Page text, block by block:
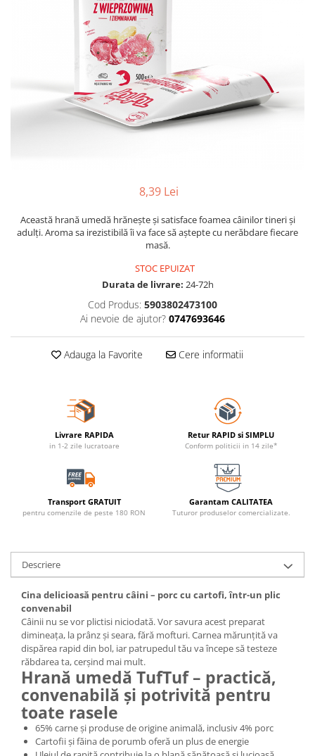
8,39 Lei
Această hrană umedă hrănește și satisface foamea câinilor tineri și
adulți. Aroma sa irezistibilă îi va face să aștepte cu nerăbdare fiecare
masă.
STOC EPUIZAT
Durata de livrare: 24-72h
Cod Produs: 5903802473100
Ai nevoie de ajutor? 0747693646
Adauga la Favorite Cere informatii
Livrare RAPIDA
in 1-2 zile lucratoare
Retur RAPID si SIMPLU
Conform politicii in 14 zile*
Transport GRATUIT
pentru comenzile de peste 180 RON
Garantam CALITATEA
Tuturor produselor comercializate.
Descriere
Cina delicioasă pentru câini – porc cu cartofi, într-un plic
convenabil
Câinii nu se vor plictisi niciodată. Vor savura acest preparat
dimineața, la prânz și seara, fără mofturi. Carnea mărunțită va
dispărea rapid din bol, iar patrupedul tău va începe să testeze
răbdarea ta, cerșind mai mult.
Hrană umedă TufTuf – practică,
convenabilă și potrivită pentru
toate rasele
65% carne și produse de origine animală, inclusiv 4% porc
Cartofii și făina de porumb oferă un plus de energie